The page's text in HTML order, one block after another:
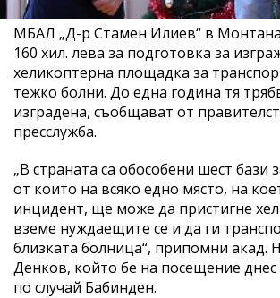
МБАЛ „Д-р Стамен Илиев“ в
160 хил. лева за подготовка за
хеликоптерна площадка за
тежко болни. До една година тя
изградена, съобщават от
пресслужба.
„В страната са обособени шест бази
от които на всяко едно място, на
инцидент, ще може да пристигне
вземе нуждаещите се и да ги
близката болница“, припомни акад.
Денков, който бе на посещение
по случай Бабинден.